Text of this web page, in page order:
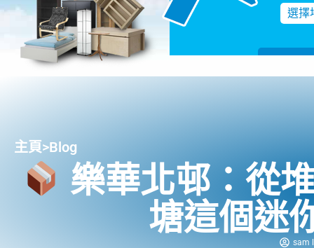
選擇
主頁>Blog
樂華北邨：從
塘這個迷
sam